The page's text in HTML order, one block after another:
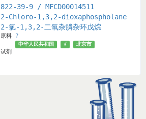
822-39-9 / MFCD00014511
2-Chloro-1,3,2-dioxaphospholane
2-氯-1,3,2-二氧杂膦杂环戊烷
原料 ?
试剂
中华人民共和国 √ 北京市